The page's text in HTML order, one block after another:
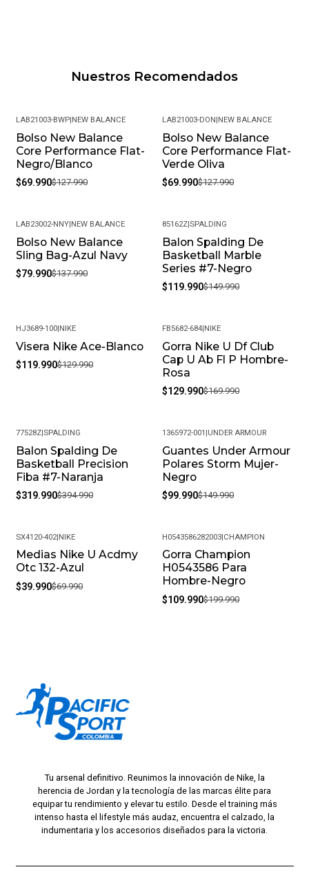
Nuestros Recomendados
-45%
LAB21003-BWP| NEW BALANCE
Bolso New Balance
Core Performance Flat-
Negro/Blanco
$69.990$127.990
-45%
LAB21003-DON NEW BALANCE
Bolso New Balance
Core Performance Flat-
Verde Oliva
$69.990$127.990
-42%
LAB23002-NNY| NEW BALANCE
Bolso New Balance
Sling Bag-Azul Navy
$79.990$137.990
-20%
85162Z |SPALDING
Balon Spalding De
Basketball Marble
Series #7-Negro
$119.990$149.990
-8%
HJ3689-100|NIKE
Visera Nike Ace-Blanco
$119.990$129.990
-24%
FB5682-684|NIKE
Gorra Nike U Df Club
Cap U Ab Fl P Hombre-
Rosa
$129.990$169.990
-19%
77528Z|SPALDING
Balon Spalding De
Basketball Precision
Fiba #7-Naranja
$319.990$394.990
-33%
1365972-001 |UNDER ARMOUR
Guantes Under Armour
Polares Storm Mujer-
Negro
$99.990$149.990
-43%
SX4120-402|NIKE
Medias Nike U Acdmy
Otc 132-Azul
$39.990$69.990
-45%
H0543586282003|CHAMPION
Gorra Champion
H0543586 Para
Hombre-Negro
$109.990$199.990
Tu arsenal definitivo. Reunimos la innovación de Nike, la
herencia de Jordan y la tecnología de las marcas élite para
equipar tu rendimiento y elevar tu estilo. Desde el training más
intenso hasta el lifestyle más audaz, encuentra el calzado, la
indumentaria y los accesorios diseñados para la victoria.